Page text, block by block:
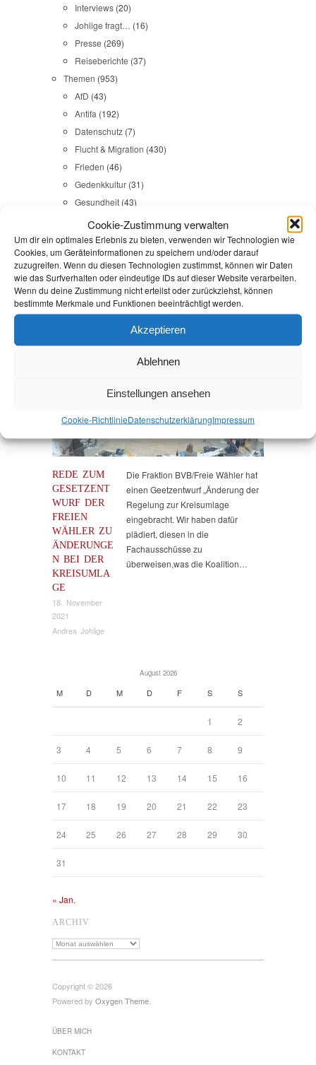
Cookie-Zustimmung verwalten
Um dir ein optimales Erlebnis zu bieten, verwenden wir Technologien wie
Cookies, um Geräteinformationen zu speichern und/oder darauf
zuzugreifen. Wenn du diesen Technologien zustimmst, können wir Daten
wie das Surfverhalten oder eindeutige IDs auf dieser Website verarbeiten.
Wenn du deine Zustimmung nicht erteilst oder zurückziehst, können
bestimmte Merkmale und Funktionen beeinträchtigt werden.
Akzeptieren
Ablehnen
Einstellungen ansehen
Cookie-RichtlinieDatenschutz­erklärungImpressum
Interviews (20)
Johlige fragt… (16)
Presse (269)
Reiseberichte (37)
Themen (953)
AfD (43)
Antifa (192)
Datenschutz (7)
Flucht & Migration (430)
Frieden (46)
Gedenkkultur (31)
Gesundheit (43)
Gleichstellung (17)
Internationales(65)
Kommunales(107)
LINKES(108)
NSU(29)
Religion & Dialog(35)
Startseite /Städte
REDE ZUM
GESETZENT
WURF DER
FREIEN
WÄHLER ZU
ÄNDERUNGE
N BEI DER
KREISUMLA
GE
18. November
2021
Andrea Johlige
Kommunales
Die Fraktion BVB/Freie Wähler hat
einen Geetzentwurf „Änderung der
Regelung zur Kreisumlage
eingebracht. Wir haben dafür
plädiert, diesen in die
Fachausschüsse zu
überweisen,was die Koalition…
August 2026
M D M D F S S
1 2
3 4 5 6 7 8 9
10 11 12 13 14 15 16
17 18 19 20 21 22 23
24 25 26 27 28 29 30
31
« Jan.
ARCHIV
Archiv
Copyright © 2026
Powered by Oxygen Theme.
ÜBER MICH
KONTAKT